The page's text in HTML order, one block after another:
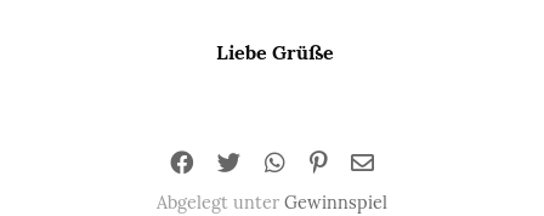
Liebe Grüße
Abgelegt unter Gewinnspiel